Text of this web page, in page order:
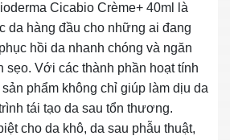
Cicabio Crème+ 40ml là
da hàng đầu cho những ai đang
hồi da nhanh chóng và ngăn
sẹo. Với các thành phần hoạt tính
phẩm không chỉ giúp làm dịu da
tái tạo da sau tổn thương.
cho da khô, da sau phẫu thuật,